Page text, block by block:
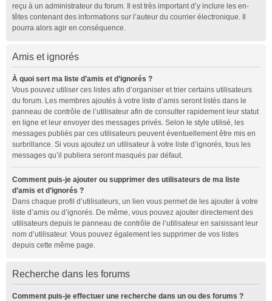
reçu à un administrateur du forum. Il est très important d’y inclure les en-
têtes contenant des informations sur l’auteur du courrier électronique. Il
pourra alors agir en conséquence.
Amis et ignorés
À quoi sert ma liste d’amis et d’ignorés ?
Vous pouvez utiliser ces listes afin d’organiser et trier certains utilisateurs
du forum. Les membres ajoutés à votre liste d’amis seront listés dans le
panneau de contrôle de l’utilisateur afin de consulter rapidement leur statut
en ligne et leur envoyer des messages privés. Selon le style utilisé, les
messages publiés par ces utilisateurs peuvent éventuellement être mis en
surbrillance. Si vous ajoutez un utilisateur à votre liste d’ignorés, tous les
messages qu’il publiera seront masqués par défaut.
Comment puis-je ajouter ou supprimer des utilisateurs de ma liste
d’amis et d’ignorés ?
Dans chaque profil d’utilisateurs, un lien vous permet de les ajouter à votre
liste d’amis ou d’ignorés. De même, vous pouvez ajouter directement des
utilisateurs depuis le panneau de contrôle de l’utilisateur en saisissant leur
nom d’utilisateur. Vous pouvez également les supprimer de vos listes
depuis cette même page.
Recherche dans les forums
Comment puis-je effectuer une recherche dans un ou des forums ?